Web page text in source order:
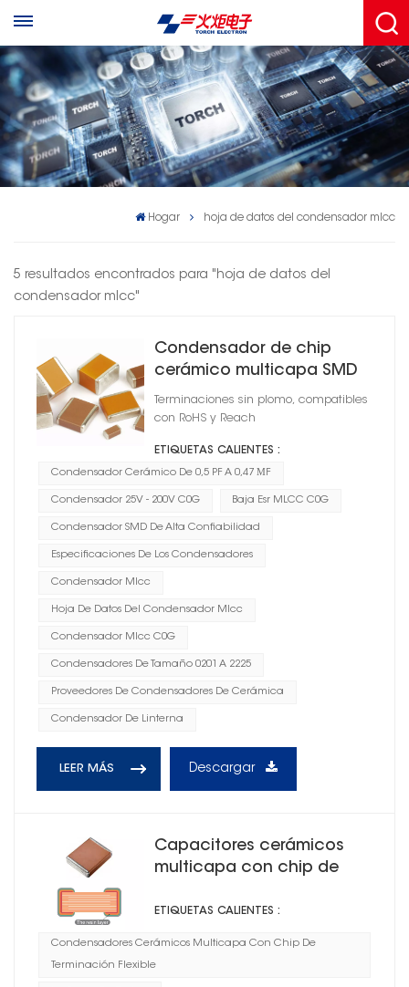
Hogar hoja de datos del condensador mlcc
5 resultados encontrados para "hoja de datos del
condensador mlcc"
Condensador de chip
cerámico multicapa SMD
serie CC41 C0G
Terminaciones sin plomo, compatibles
con RoHS y Reach
ETIQUETAS CALIENTES :
Condensador Cerámico De 0,5 PF A 0,47 ΜF
Condensador 25V - 200V C0G Baja Esr MLCC C0G
Condensador SMD De Alta Confiabilidad
Especificaciones De Los Condensadores
Condensador Mlcc
Hoja De Datos Del Condensador Mlcc
Condensador Mlcc C0G
Condensadores De Tamaño 0201 A 2225
Proveedores De Condensadores De Cerámica
Condensador De Linterna
LEER MÁS Descargar
Capacitores cerámicos
multicapa con chip de
ETIQUETAS CALIENTES :
Condensadores Cerámicos Multicapa Con Chip De
Terminación Flexible